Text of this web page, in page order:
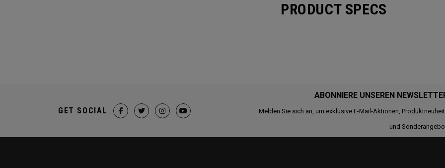
PRODUCT SPECS
ABONNIERE UNSEREN
Melden Sie sich an, um exklusive E-Mail-Aktionen,
und
GET SOCIAL